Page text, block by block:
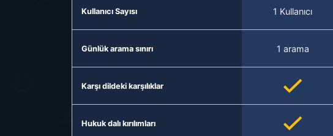
Kullanıcı Sayısı 1 Kullanıcı
Günlük arama sınırı 1 arama
Karşı dildeki karşılıklar
Hukuk dalı kırılımları